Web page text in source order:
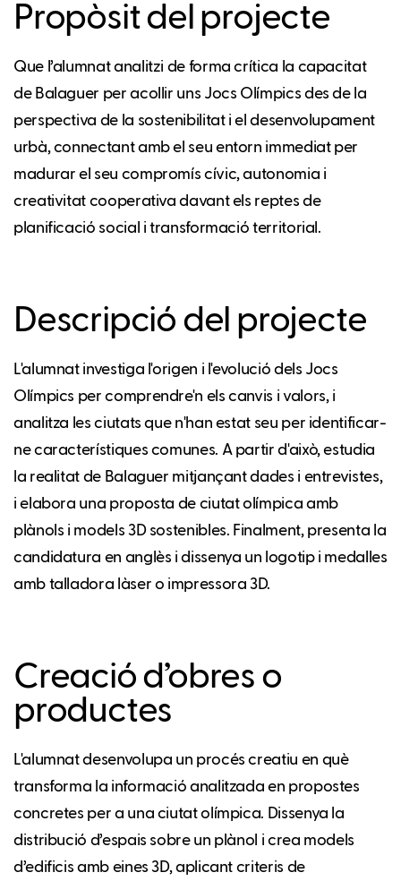
Propòsit del projecte
Que l’alumnat analitzi de forma crítica la capacitat
de Balaguer per acollir uns Jocs Olímpics des de la
perspectiva de la sostenibilitat i el desenvolupament
urbà, connectant amb el seu entorn immediat per
madurar el seu compromís cívic, autonomia i
creativitat cooperativa davant els reptes de
planificació social i transformació territorial.
Descripció del projecte
L'alumnat investiga l'origen i l'evolució dels Jocs
Olímpics per comprendre'n els canvis i valors, i
analitza les ciutats que n'han estat seu per identificar-
ne característiques comunes. A partir d'això, estudia
la realitat de Balaguer mitjançant dades i entrevistes,
i elabora una proposta de ciutat olímpica amb
plànols i models 3D sostenibles. Finalment, presenta la
candidatura en anglès i dissenya un logotip i medalles
amb talladora làser o impressora 3D.
Creació d’obres o
productes
L'alumnat desenvolupa un procés creatiu en què
transforma la informació analitzada en propostes
concretes per a una ciutat olímpica. Dissenya la
distribució d’espais sobre un plànol i crea models
d’edificis amb eines 3D, aplicant criteris de